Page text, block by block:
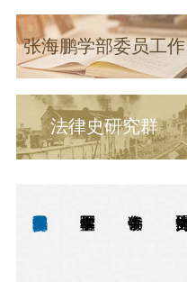
张海鹏学部委员工作
室
法律史研究群